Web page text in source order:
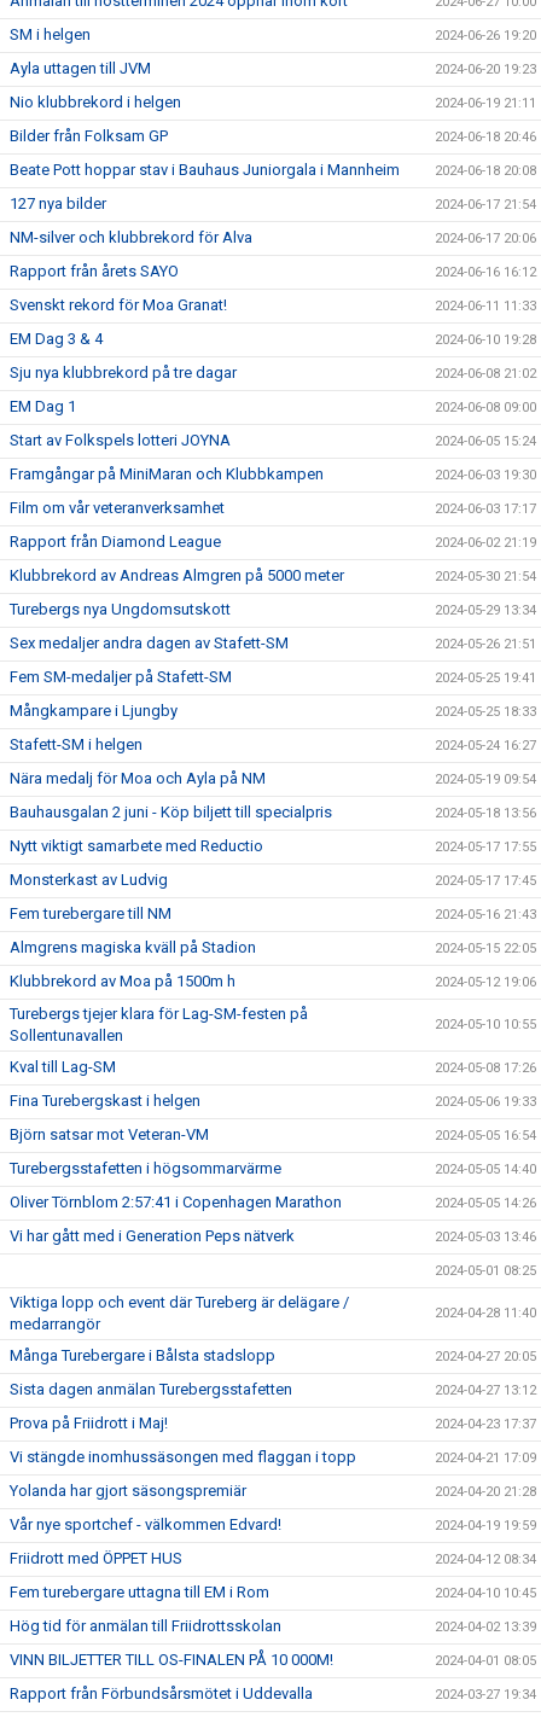
SM i helgen 2024-06-26 19:20
Ayla uttagen till JVM 2024-06-20 19:23
Nio klubbrekord i helgen 2024-06-19 21:11
Bilder från Folksam GP 2024-06-18 20:46
Beate Pott hoppar stav i Bauhaus Juniorgala i Mannheim 2024-06-18 20:08
127 nya bilder 2024-06-17 21:54
NM-silver och klubbrekord för Alva 2024-06-17 20:06
Rapport från årets SAYO 2024-06-16 16:12
Svenskt rekord för Moa Granat! 2024-06-11 11:33
EM Dag 3 & 4 2024-06-10 19:28
Sju nya klubbrekord på tre dagar 2024-06-08 21:02
EM Dag 1 2024-06-08 09:00
Start av Folkspels lotteri JOYNA 2024-06-05 15:24
Framgångar på MiniMaran och Klubbkampen 2024-06-03 19:30
Film om vår veteranverksamhet 2024-06-03 17:17
Rapport från Diamond League 2024-06-02 21:19
Klubbrekord av Andreas Almgren på 5000 meter 2024-05-30 21:54
Turebergs nya Ungdomsutskott 2024-05-29 13:34
Sex medaljer andra dagen av Stafett-SM 2024-05-26 21:51
Fem SM-medaljer på Stafett-SM 2024-05-25 19:41
Mångkampare i Ljungby 2024-05-25 18:33
Stafett-SM i helgen 2024-05-24 16:27
Nära medalj för Moa och Ayla på NM 2024-05-19 09:54
Bauhausgalan 2 juni - Köp biljett till specialpris 2024-05-18 13:56
Nytt viktigt samarbete med Reductio 2024-05-17 17:55
Monsterkast av Ludvig 2024-05-17 17:45
Fem turebergare till NM 2024-05-16 21:43
Almgrens magiska kväll på Stadion 2024-05-15 22:05
Klubbrekord av Moa på 1500m h 2024-05-12 19:06
Turebergs tjejer klara för Lag-SM-festen på
Sollentunavallen
2024-05-10 10:55
Kval till Lag-SM 2024-05-08 17:26
Fina Turebergskast i helgen 2024-05-06 19:33
Björn satsar mot Veteran-VM 2024-05-05 16:54
Turebergsstafetten i högsommarvärme 2024-05-05 14:40
Oliver Törnblom 2:57:41 i Copenhagen Marathon 2024-05-05 14:26
Vi har gått med i Generation Peps nätverk 2024-05-03 13:46
2024-05-01 08:25
Viktiga lopp och event där Tureberg är delägare /
medarrangör
2024-04-28 11:40
Många Turebergare i Bålsta stadslopp 2024-04-27 20:05
Sista dagen anmälan Turebergsstafetten 2024-04-27 13:12
Prova på Friidrott i Maj! 2024-04-23 17:37
Vi stängde inomhussäsongen med flaggan i topp 2024-04-21 17:09
Yolanda har gjort säsongspremiär 2024-04-20 21:28
Vår nye sportchef - välkommen Edvard! 2024-04-19 19:59
Friidrott med ÖPPET HUS 2024-04-12 08:34
Fem turebergare uttagna till EM i Rom 2024-04-10 10:45
Hög tid för anmälan till Friidrottsskolan 2024-04-02 13:39
VINN BILJETTER TILL OS-FINALEN PÅ 10 000M! 2024-04-01 08:05
Rapport från Förbundsårsmötet i Uddevalla 2024-03-27 19:34